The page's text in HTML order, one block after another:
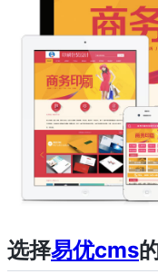
选择易优cms